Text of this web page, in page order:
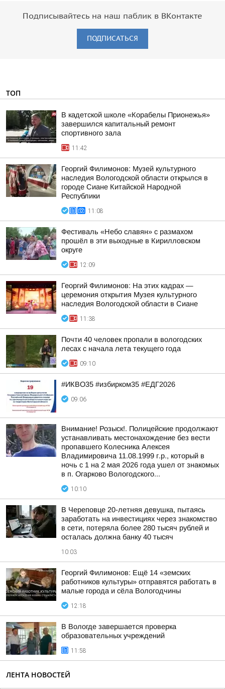
Подписывайтесь на наш паблик в ВКонтакте
ПОДПИСАТЬСЯ
ТОП
В кадетской школе «Корабелы Прионежья»
завершился капитальный ремонт
спортивного зала
11:42
Георгий Филимонов: Музей культурного
наследия Вологодской области открылся в
городе Сиане Китайской Народной
Республики
11:08
Фестиваль «Небо славян» с размахом
прошёл в эти выходные в Кирилловском
округе
12:09
Георгий Филимонов: На этих кадрах —
церемония открытия Музея культурного
наследия Вологодской области в Сиане
11:38
Почти 40 человек пропали в вологодских
лесах с начала лета текущего года
09:10
#ИКВО35 #избирком35 #ЕДГ2026
09:06
Внимание! Розыск!. Полицейские продолжают
устанавливать местонахождение без вести
пропавшего Колесника Алексея
Владимировича 11.08.1999 г.р., который в
ночь с 1 на 2 мая 2026 года ушел от знакомых
в п. Огарково Вологодского...
10:10
В Череповце 20-летняя девушка, пытаясь
заработать на инвестициях через знакомство
в сети, потеряла более 280 тысяч рублей и
осталась должна банку 40 тысяч
10:03
Георгий Филимонов: Ещё 14 «земских
работников культуры» отправятся работать в
малые города и сёла Вологодчины
12:18
В Вологде завершается проверка
образовательных учреждений
11:58
ЛЕНТА НОВОСТЕЙ